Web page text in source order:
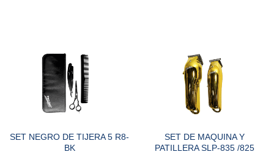
SET NEGRO DE TIJERA 5 R8-
BK
SET DE MAQUINA Y
PATILLERA SLP-835 /825